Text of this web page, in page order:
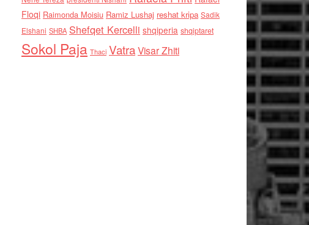
Floqi Raimonda Moisiu Ramiz Lushaj reshat kripa Sadik
Elshani SHBA Shefqet Kercelli shqiperia shqiptaret
Sokol Paja Thaci VatraVisar Zhiti